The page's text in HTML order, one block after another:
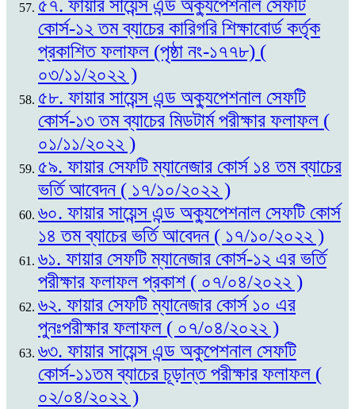
৫৭. ফায়ার সায়েন্স এন্ড অক্যুপেশনাল সেফটি
কোর্স-১২ তম ব্যাচের কারিগরি শিক্ষাবোর্ড কর্তৃক
প্রকাশিত ফলাফল (পৃষ্ঠা নং-১৭৭৮) (
০৩/১১/২০২২ )
৫৮. ফায়ার সায়েন্স এন্ড অক্যুপেশনাল সেফটি
কোর্স-১৩ তম ব্যাচের মিডটার্ম পরীক্ষার ফলাফল (
০১/১১/২০২২ )
৫৯. ফায়ার সেফটি ম্যানেজার কোর্স ১৪ তম ব্যাচের
ভর্তি আবেদন ( ১৭/১০/২০২২ )
৬০. ফায়ার সায়েন্স এন্ড অক্যুপেশনাল সেফটি কোর্স
১৪ তম ব্যাচের ভর্তি আবেদন ( ১৭/১০/২০২২ )
৬১. ফায়ার সেফটি ম্যানেজার কোর্স-১২ এর ভর্তি
পরীক্ষার ফলাফল প্রকাশ ( ০৭/০৪/২০২২ )
৬২. ফায়ার সেফটি ম্যানেজার কোর্স ১০ এর
পুনঃপরীক্ষার ফলাফল ( ০৭/০৪/২০২২ )
৬৩. ফায়ার সায়েন্স এন্ড অকুপেশনাল সেফটি
কোর্স-১১তম ব্যাচের চূড়ান্ত পরীক্ষার ফলাফল (
০২/০৪/২০২২ )